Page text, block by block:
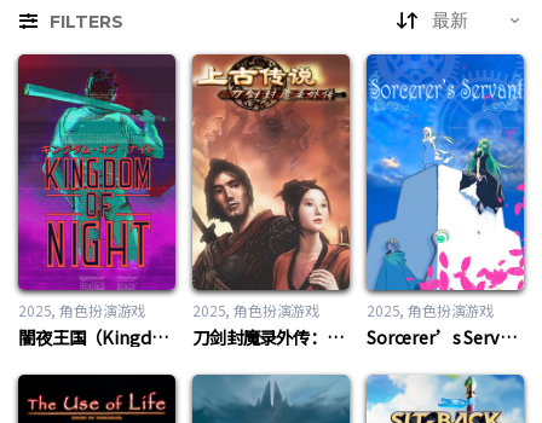
FILTERS
2025 角色扮演游戏
闇夜王国（Kingdom of Night）
2025 角色扮演游戏
刀剑封魔录外传：上古传说（Blade And Sword 2 Ancient Legend）
2025 角色扮演游戏
Sorcerer’s Servant